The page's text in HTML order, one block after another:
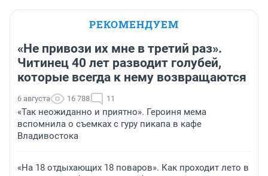
РЕКОМЕНДУЕМ
«Не привози их мне в третий раз».
Читинец 40 лет разводит голубей,
которые всегда к нему возвращаются
6 августа 16 788 11
«Так неожиданно и приятно». Героиня мема
вспомнила о съемках с гуру пикапа в кафе
Владивостока
«На 18 отдыхающих 18 поваров». Как проходит лето в